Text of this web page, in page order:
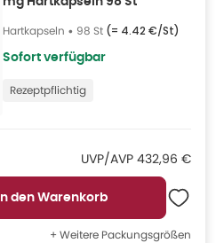
Hartkapseln • 98 St (= 4.42 €/St)
Sofort verfügbar
Rezeptpflichtig
UVP/AVP UVP/AVP:
432,96 €
In den Warenkorb
+ Weitere Packungsgrößen